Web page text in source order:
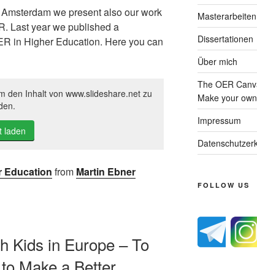
we present also our work
Last year we published a
in Higher Education. Here you can
den Inhalt von www.slideshare.net zu
laden
Education from Martin Ebner
Kids in Europe – To
Masterarbeiten
Dissertationen
Über mich
The OER
Make your
Impressum
FOLLOW US